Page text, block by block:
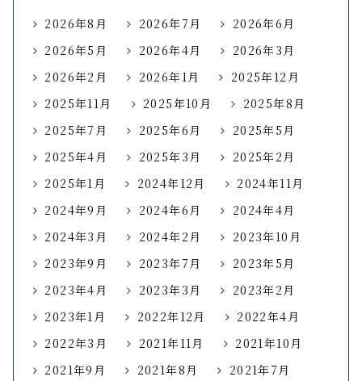
2026年8月 2026年7月
2026年6月
2026年5月
2026年4月
2026年3月
2026年2月
2026年1月
2025年12月
2025年11月
2025年10月
2025年8月
2025年7月
2025年6月
2025年5月
2025年4月
2025年3月
2025年2月
2025年1月
2024年12月
2024年11月
2024年9月
2024年6月
2024年4月
2024年3月
2024年2月
2023年10月
2023年9月
2023年7月
2023年5月
2023年4月
2023年3月
2023年2月
2023年1月
2022年12月
2022年4月
2022年3月
2021年11月
2021年10月
2021年9月
2021年8月
2021年7月